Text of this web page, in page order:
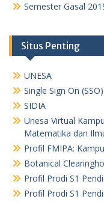
Semester Gasal
Situs Penting
UNESA
Single Sign On
SIDIA
Unesa Virtual
Matematika dan
Profil FMIPA:
Botanical
Profil Prodi S1
Profil Prodi S1